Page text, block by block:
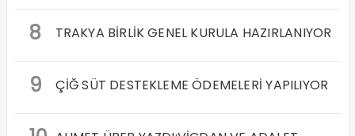
8 TRAKYA BİRLİK GENEL KURULA HAZIRLANIYOR
9 ÇİĞ SÜT DESTEKLEME ÖDEMELERİ YAPILIYOR